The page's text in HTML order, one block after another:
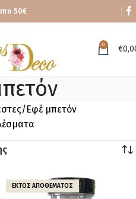
50€
0 €
Εφέ μπετόν
ΕΚΤΌΣ ΑΠΟΘΈΜΑΤΟΣ